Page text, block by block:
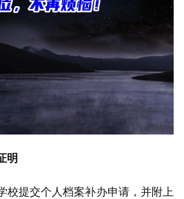
明
校提交个人档案补办申请，并附上